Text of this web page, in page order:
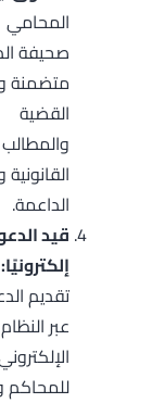
المحامي
صحيفة
متضمنة
القضية
والمطالب
القانونية
الداعمة.
قيد
إلكترونيًا:
تقديم
عبر النظام